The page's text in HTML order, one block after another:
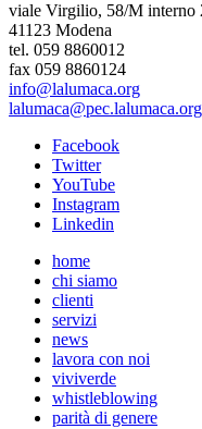
viale Virgilio, 58/M interno
41123 Modena
tel. 059 8860012
fax 059 8860124
info@lalumaca.org
lalumaca@pec.lalumaca.org
Facebook
Twitter
YouTube
Instagram
Linkedin
home
chi siamo
clienti
servizi
news
lavora con noi
viviverde
whistleblowing
parità di genere